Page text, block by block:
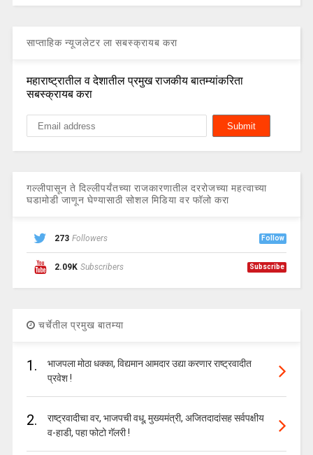
साप्ताहिक न्यूजलेटर ला सबस्क्रायब करा
महाराष्ट्रातील व देशातील प्रमुख राजकीय बातम्यांकरिता
सबस्क्रायब करा
गल्लीपासून ते दिल्लीपर्यंतच्या राजकारणातील दररोजच्या महत्वाच्या
घडामोडी जाणून घेण्यासाठी सोशल मिडिया वर फॉलो करा
273 Followers Follow
2.09K Subscribers Subscribe
चर्चेतील प्रमुख बातम्या
1.
भाजपला मोठा धक्का, विद्यमान आमदार उद्या करणार राष्ट्रवादीत
प्रवेश !
2.
राष्ट्रवादीचा वर, भाजपची वधू, मुख्यमंत्री, अजितदादांसह सर्वपक्षीय
व-हाडी, पहा फोटो गॅलरी !